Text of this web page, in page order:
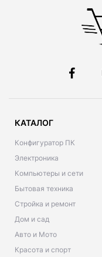
КАТАЛОГ
Конфигуратор ПК
Электроника
Компьютеры и сети
Бытовая техника
Стройка и ремонт
Дом и сад
Авто и Мото
Красота и спорт